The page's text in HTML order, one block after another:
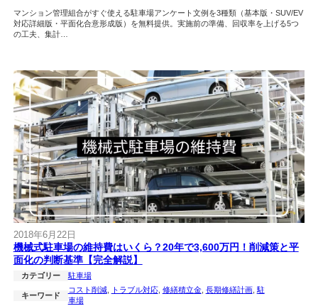
マンション管理組合がすぐ使える駐車場アンケート文例を3種類（基本版・SUV/EV
対応詳細版・平面化合意形成版）を無料提供。実施前の準備、回収率を上げる5つ
の工夫、集計…
2018年6月22日
機械式駐車場の維持費はいくら？20年で3,600万円！削減策と平
面化の判断基準【完全解説】
カテゴリー 駐車場
キーワード
コスト削減, トラブル対応, 修繕積立金, 長期修繕計画, 駐
車場